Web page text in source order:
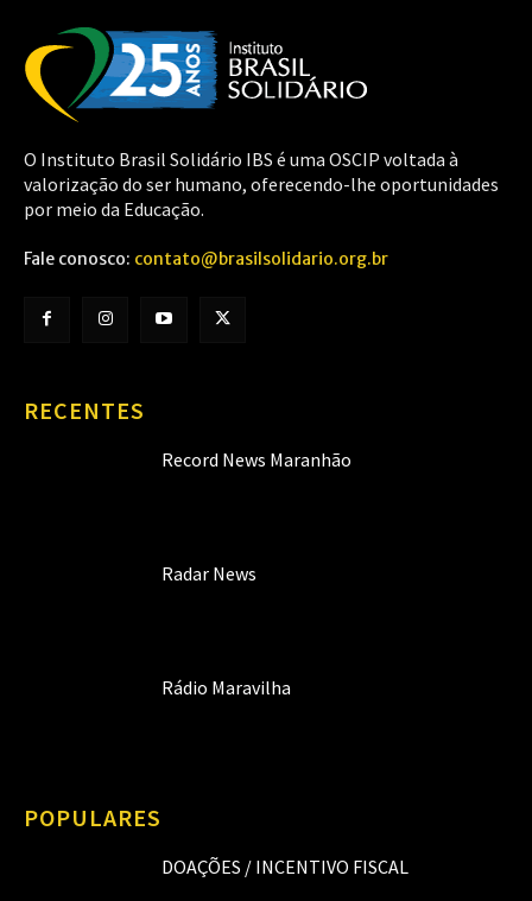
O Instituto Brasil Solidário IBS é uma OSCIP voltada à
valorização do ser humano, oferecendo-lhe oportunidades
por meio da Educação.
Fale conosco: contato@brasilsolidario.org.br
RECENTES
Record News Maranhão
Radar News
Rádio Maravilha
POPULARES
DOAÇÕES / INCENTIVO FISCAL